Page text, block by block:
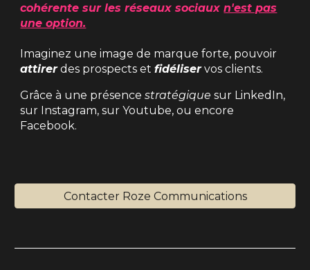
cohérente sur les réseaux sociauxn'est pas
une option.
Imaginez une image de marque forte, pouvoir
attirerdes prospects etfidéliservos clients.
Grâce à une présencestratégiquesur LinkedIn,
sur Instagram, sur Youtube, ou encore
Facebook.
Contacter Roze Communications